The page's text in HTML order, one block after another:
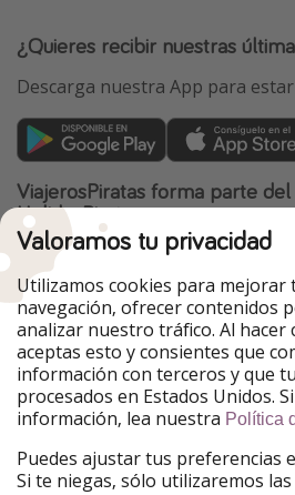
¿Quieres recibir nuestras
Descarga nuestra App para
ViajerosPiratas forma parte
HolidayPirates
Nuestros mercados
PiratinViaggio
VakantiePiraten
VoyagesPirates
Urlaubspiraten
TravelPirates
Nuestro grupo
HolidayPirates Group
Valoramos tu privacidad
Utilizamos cookies para mejorar
navegación, ofrecer contenidos
analizar nuestro tráfico. Al hacer
aceptas esto y consientes que
información con terceros y que
procesados en Estados Unidos.
información, lea nuestra Política
Puedes ajustar tus preferencias
Si te niegas, sólo utilizaremos